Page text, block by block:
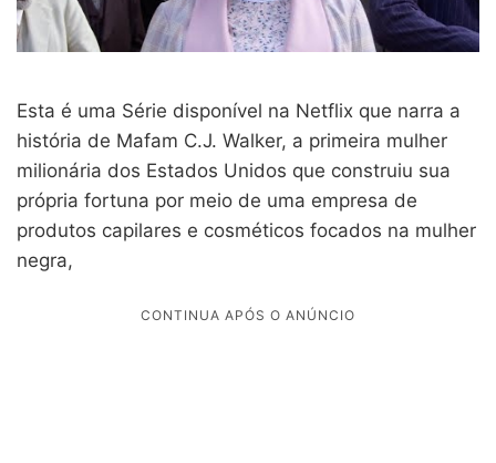
Esta é uma Série disponível na Netflix que narra a
história de Mafam C.J. Walker, a primeira mulher
milionária dos Estados Unidos que construiu sua
própria fortuna por meio de uma empresa de
produtos capilares e cosméticos focados na mulher
negra,